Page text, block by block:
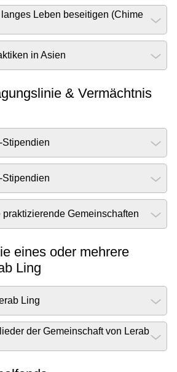
Leben beseitigen (Chime
in Asien
& Vermächtnis
Stipendien
Stipendien
Gemeinschaften
eines oder mehrere
Ling
Ling
der Gemeinschaft von Lerab